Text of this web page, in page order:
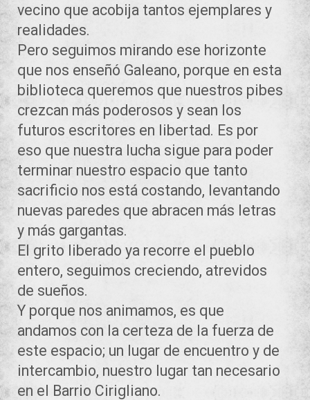
vecino que acobija tantos ejemplares y
realidades.
Pero seguimos mirando ese horizonte
que nos enseñó Galeano, porque en esta
biblioteca queremos que nuestros pibes
crezcan más poderosos y sean los
futuros escritores en libertad. Es por
eso que nuestra lucha sigue para poder
terminar nuestro espacio que tanto
sacrificio nos está costando, levantando
nuevas paredes que abracen más letras
y más gargantas.
El grito liberado ya recorre el pueblo
entero, seguimos creciendo, atrevidos
de sueños.
Y porque nos animamos, es que
andamos con la certeza de la fuerza de
este espacio; un lugar de encuentro y de
intercambio, nuestro lugar tan necesario
en el Barrio Cirigliano.